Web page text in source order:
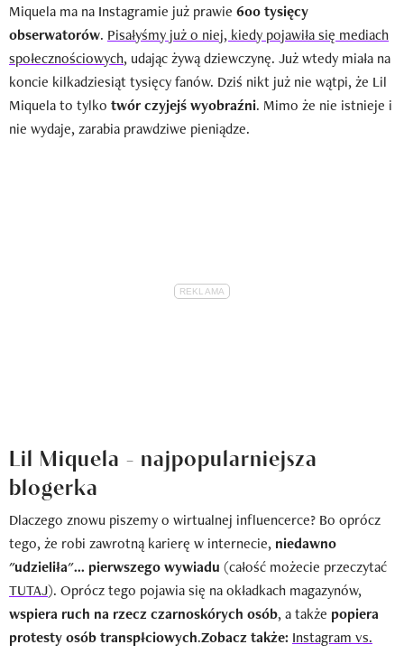
Miquela ma na Instagramie już prawie 600 tysięcy
obserwatorów. Pisałyśmy już o niej, kiedy pojawiła się mediach
społecznościowych, udając żywą dziewczynę. Już wtedy miała na
koncie kilkadziesiąt tysięcy fanów. Dziś nikt już nie wątpi, że Lil
Miquela to tylko twór czyjejś wyobraźni. Mimo że nie istnieje i
nie wydaje, zarabia prawdziwe pieniądze.
Lil Miquela - najpopularniejsza
blogerka
Dlaczego znowu piszemy o wirtualnej influencerce? Bo oprócz
tego, że robi zawrotną karierę w internecie, niedawno
"udzieliła"... pierwszego wywiadu (całość możecie przeczytać
TUTAJ). Oprócz tego pojawia się na okładkach magazynów,
wspiera ruch na rzecz czarnoskórych osób, a także popiera
protesty osób transpłciowych.Zobacz także: Instagram vs.